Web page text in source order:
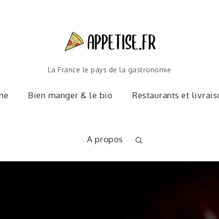
La France le pays de la gastronomie
Bien manger & le bio Restaurants et
A propos